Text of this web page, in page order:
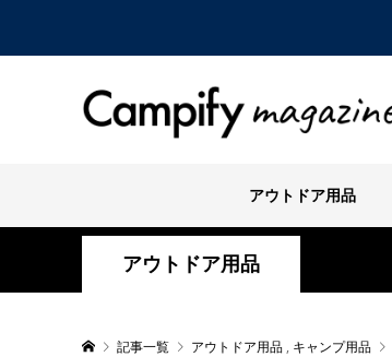
アウトドア用品
アウトドア用品
記事一覧 アウトドア用品 , キャンプ用品